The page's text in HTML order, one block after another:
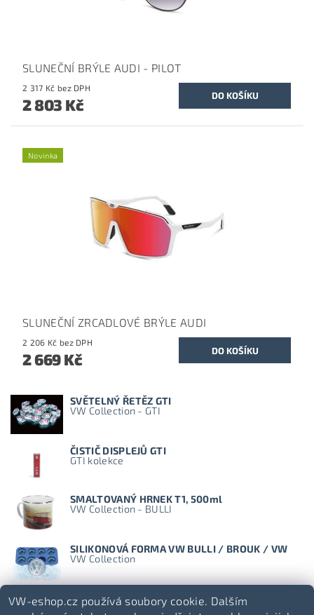
SLUNEČNÍ BRÝLE AUDI - PILOT
2 317 Kč bez DPH
2 803 Kč
Novinka
SLUNEČNÍ ZRCADLOVÉ BRÝLE AUDI
2 206 Kč bez DPH
2 669 Kč
SVĚTELNÝ ŘETĚZ GTI
VW Collection - GTI
ČISTIČ DISPLEJŮ GTI
GTI kolekce
SMALTOVANÝ HRNEK T1, 500ml
VW Collection - BULLI
SILIKONOVÁ FORMA VW BULLI / BROUK / VW
VW Collection
VW-eshop.cz používá soubory cookie. Dalším